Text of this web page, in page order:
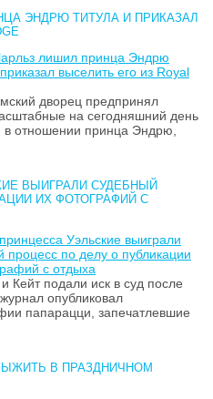
ЭНДРЮ ТИТУЛА И ПРИКАЗАЛ
лишил принца Эндрю
выселить его из Royal
дворец предпринял
на сегодняшний день
в отношении принца Эндрю,
ВЫИГРАЛИ СУДЕБНЫЙ
ИХ ФОТОГРАФИЙ С
Уэльские выиграли
процесс по делу о публикации
с отдыха
Кейт подали иск в суд после
журнал опубликовал
папарацци, запечатлевшие
В ПРАЗДНИЧНОМ